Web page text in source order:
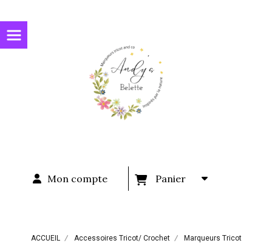
Mon compte Panier
ACCUEIL Accessoires Tricot/ Crochet
Marqueurs Tricot